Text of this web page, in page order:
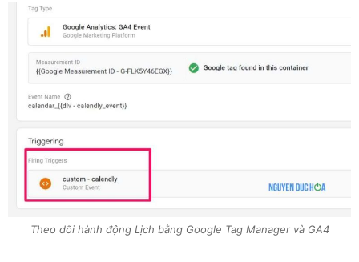
Theo dõi hành động Lịch bằng Google Tag Manager và GA4